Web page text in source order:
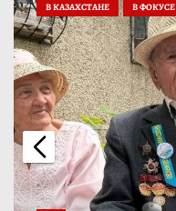
В КАЗАХСТАНЕ В ФОКУСЕ